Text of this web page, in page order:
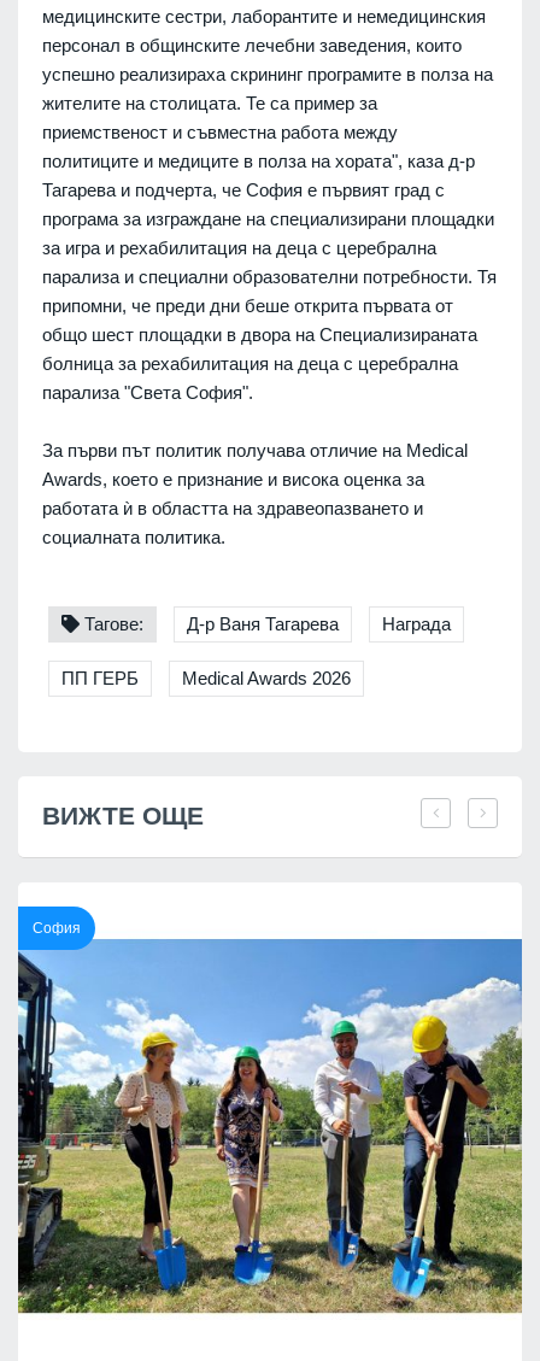
медицинските сестри, лаборантите и немедицинския
персонал в общинските лечебни заведения, които
успешно реализираха скрининг програмите в полза на
жителите на столицата. Те са пример за
приемственост и съвместна работа между
политиците и медиците в полза на хората", каза д-р
Тагарева и подчерта, че София е първият град с
програма за изграждане на специализирани площадки
за игра и рехабилитация на деца с церебрална
парализа и специални образователни потребности. Тя
припомни, че преди дни беше открита първата от
общо шест площадки в двора на Специализираната
болница за рехабилитация на деца с церебрална
парализа "Света София".
За първи път политик получава отличие на Medical
Awards, което е признание и висока оценка за
работата ѝ в областта на здравеопазването и
социалната политика.
Тагове: Д-р Ваня Тагарева Награда
ПП ГЕРБ Medical Awards 2026
ВИЖТЕ ОЩЕ
София